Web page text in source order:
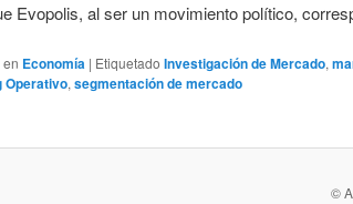
Evopolis, al ser un movimiento político,
Economía | Etiquetado Investigación de Mercado,
Operativo, segmentación de mercado
©